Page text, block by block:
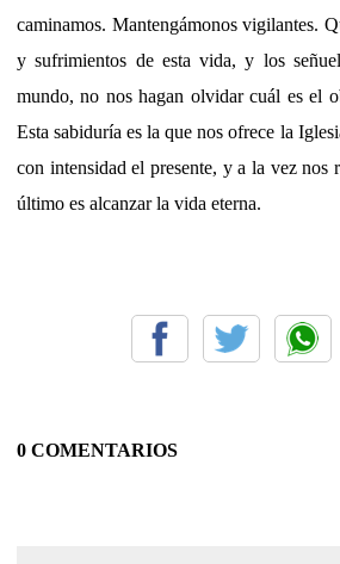
caminamos. Mantengámonos vigilantes.
y sufrimientos de esta vida, y los
mundo, no nos hagan olvidar cuál es el
Esta sabiduría es la que nos ofrece la
con intensidad el presente, y a la vez nos
último es alcanzar la vida eterna.
0 COMENTARIOS